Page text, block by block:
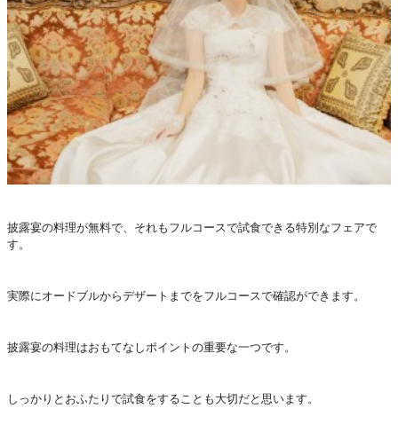
披露宴の料理が無料で、それもフルコースで試食できる特別なフェアで
す。
実際にオードブルからデザートまでをフルコースで確認ができます。
披露宴の料理はおもてなしポイントの重要な一つです。
しっかりとおふたりで試食をすることも大切だと思います。